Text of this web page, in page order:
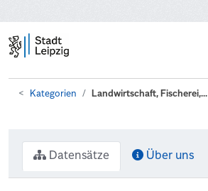
Kategorien Landwirtschaft, Fischerei,...
Datensätze Über uns